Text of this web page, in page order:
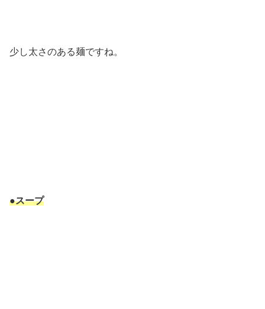
少し太さのある麺ですね。
●スープ